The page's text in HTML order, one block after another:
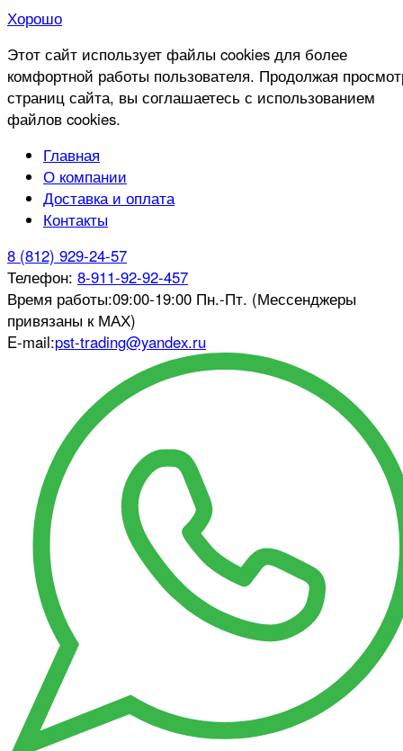
Хорошо
Этот сайт использует файлы cookies для более
комфортной работы пользователя. Продолжая
страниц сайта, вы соглашаетесь с использованием
файлов cookies.
Главная
О компании
Доставка и оплата
Контакты
8 (812) 929-24-57
Телефон: 8-911-92-92-457
Время работы:09:00-19:00 Пн.-Пт. (Мессенджеры
привязаны к МАХ)
E-mail:pst-trading@yandex.ru